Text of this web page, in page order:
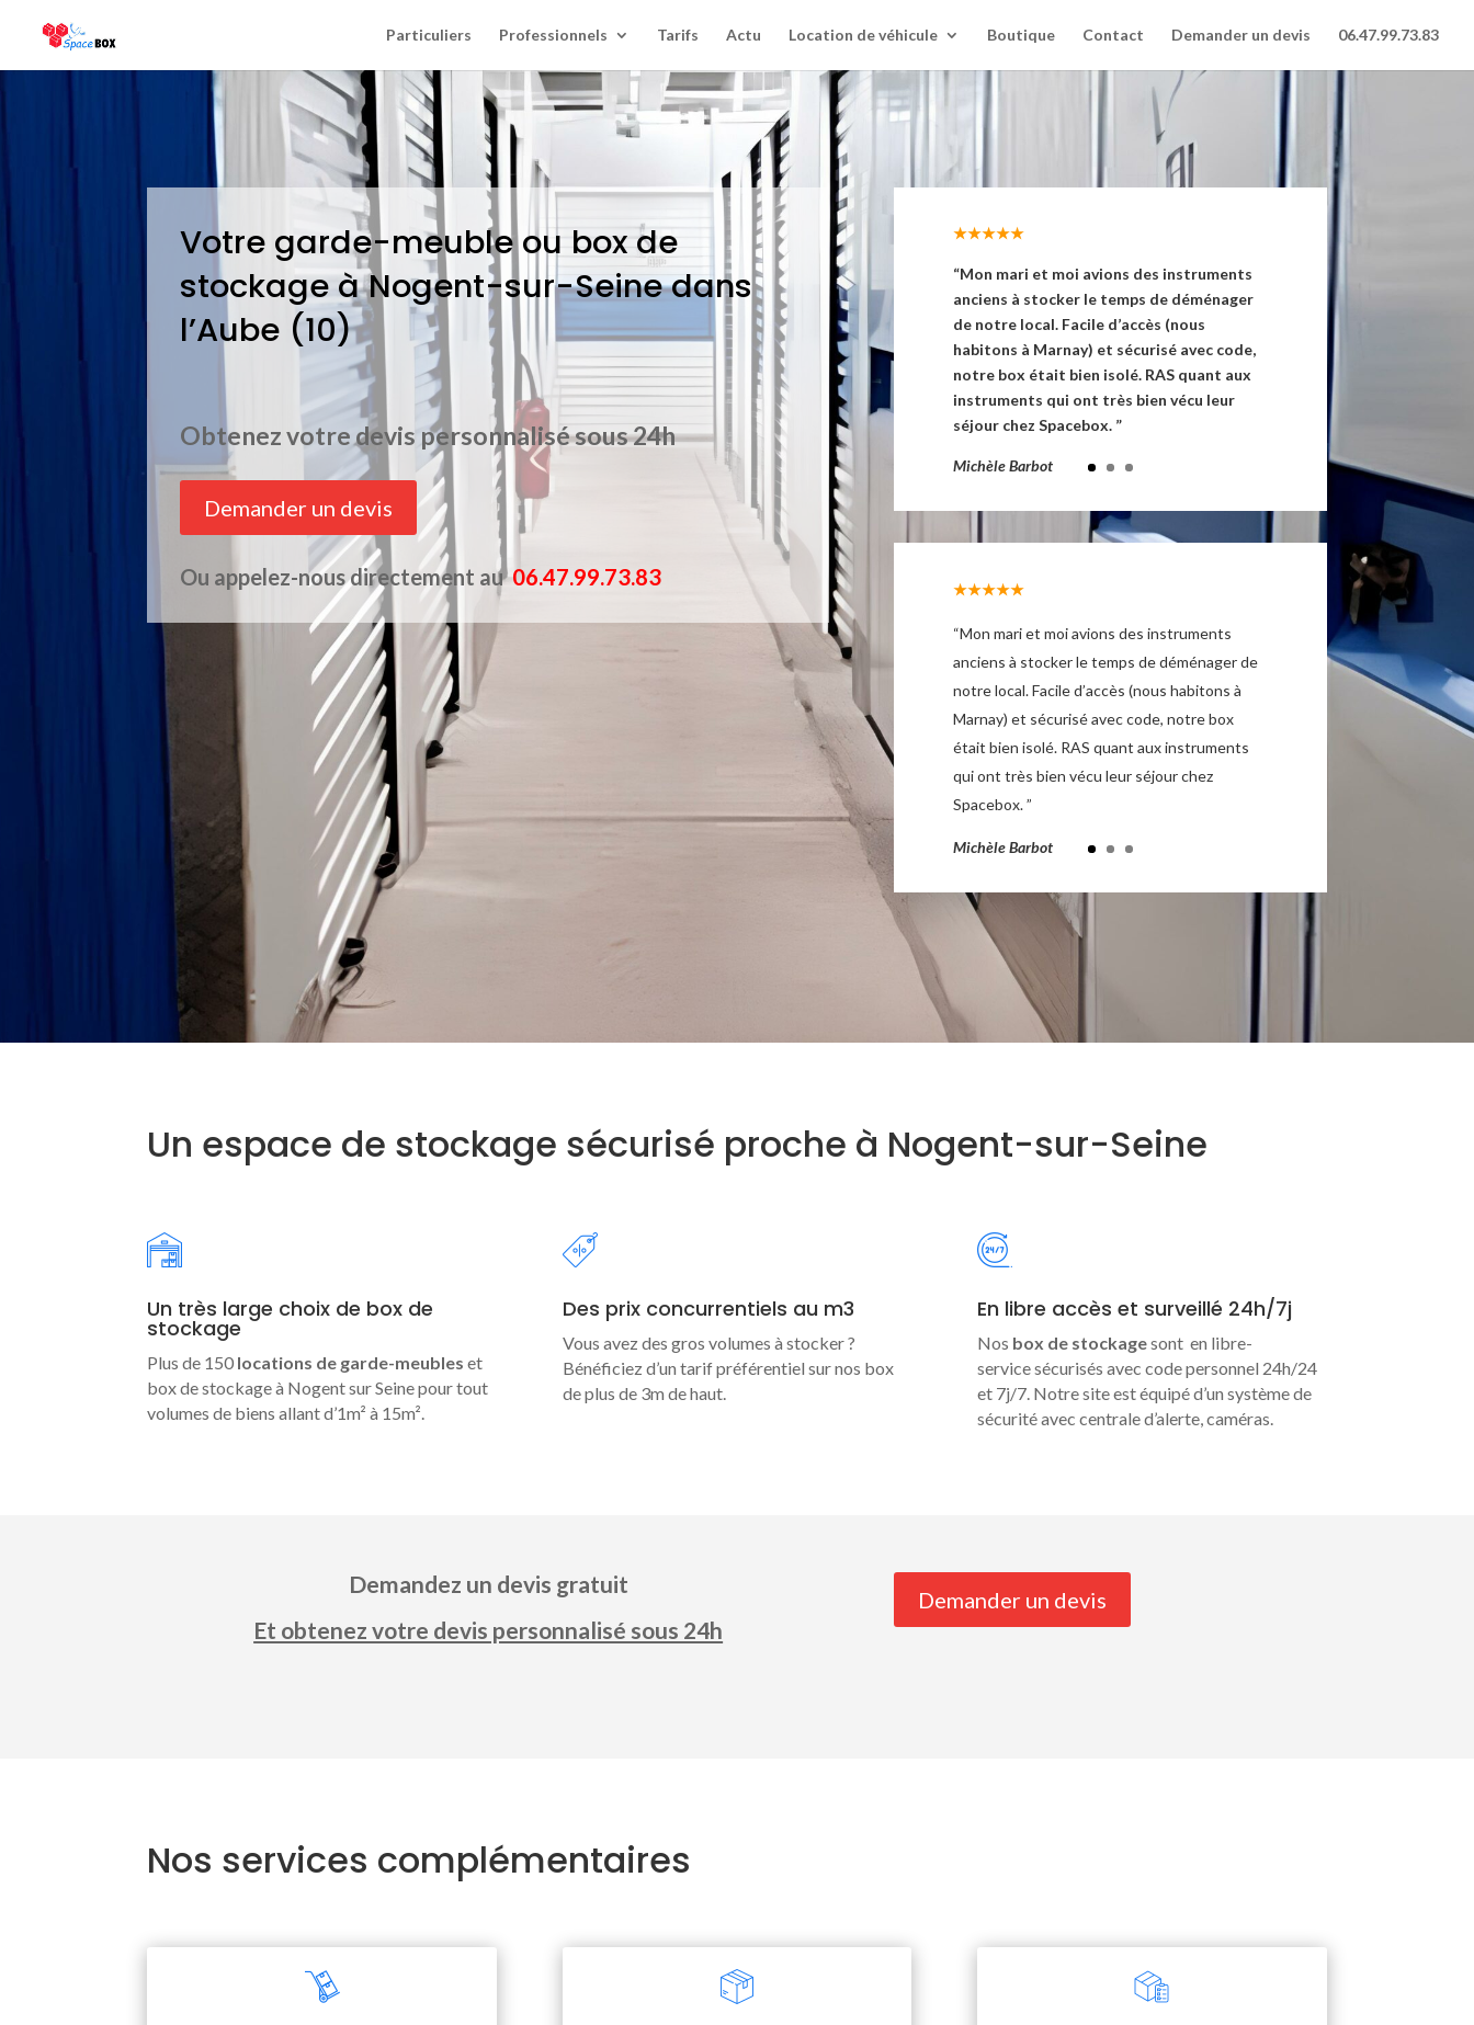
Particuliers Professionnels Tarifs Actu Location de véhicule Boutique Contact Demander un devis 06.47.99.73.83
Votre garde-meuble ou box de
stockage à Nogent-sur-Seine dans
l’Aube (10)
Obtenez votre devis personnalisé sous 24h
Demander un devis
Ou appelez-nous directement au06.47.99.73.83
★★★★★
“Mon mari et moi avions des instruments
anciens à stocker le temps de déménager
de notre local. Facile d’accès (nous
habitons à Marnay) et sécurisé avec code,
notre box était bien isolé. RAS quant aux
instruments qui ont très bien vécu leur
séjour chez Spacebox. ”
Michèle Barbot
★★★★★
“Mon mari et moi avions des instruments
anciens à stocker le temps de déménager de
notre local. Facile d’accès (nous habitons à
Marnay) et sécurisé avec code, notre box
était bien isolé. RAS quant aux instruments
qui ont très bien vécu leur séjour chez
Spacebox. ”
Michèle Barbot
Un espace de stockage sécurisé proche à Nogent-sur-Seine
Un très large choix de box de
stockage
Plus de 150 locations de garde-meubles et
box de stockage à Nogent sur Seine pour tout
volumes de biens allant d’1m² à 15m².
Des prix concurrentiels au m3
Vous avez des gros volumes à stocker ?
Bénéficiez d’un tarif préférentiel sur nos box
de plus de 3m de haut.
En libre accès et surveillé 24h/7j
Nos box de stockagesont en libre-
service sécurisés avec code personnel 24h/24
et 7j/7. Notre site est équipé d’un système de
sécurité avec centrale d’alerte, caméras.
Demandez un devis gratuit
Et obtenez votre devis personnalisé sous 24h
Demander un devis
Nos services complémentaires